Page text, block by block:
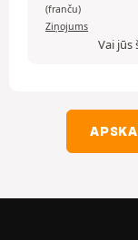
(franču)
Ziņojums
Vai jūs